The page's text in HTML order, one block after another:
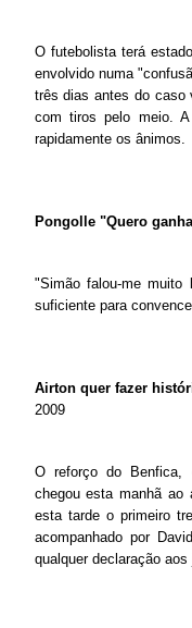
O futebolista terá
envolvido numa
três dias antes do caso
com tiros pelo meio.
rapidamente os ânimos.
Pongolle "Quero
"Simão falou-me
suficiente para
Airton quer fazer
2009
O reforço do Benfica,
chegou esta manhã ao
esta tarde o primeiro
acompanhado por
qualquer declaração